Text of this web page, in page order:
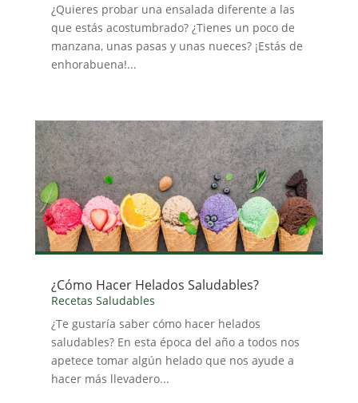
¿Quieres probar una ensalada diferente a las
que estás acostumbrado? ¿Tienes un poco de
manzana, unas pasas y unas nueces? ¡Estás de
enhorabuena!...
¿Cómo Hacer Helados Saludables?
Recetas Saludables
¿Te gustaría saber cómo hacer helados
saludables? En esta época del año a todos nos
apetece tomar algún helado que nos ayude a
hacer más llevadero...